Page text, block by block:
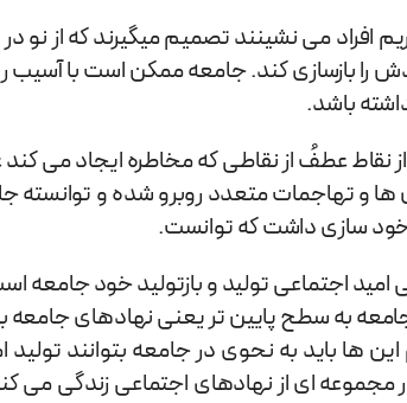
افراد می نشینند تصمیم میگیرند که از نو
بازسازی کند. جامعه ممکن است با آسیب
باشد.
نقاط عطفُ از نقاطی که مخاطره ایجاد می کند
ها و تهاجمات متعدد روبرو شده و توانسته
و خود سازی داشت که توانست.
اجتماعی تولید و بازتولید خود جامعه
به سطح پایین تر یعنی نهادهای جامعه
ها باید به نحوی در جامعه بتوانند تولید
ای از نهادهای اجتماعی زندگی می